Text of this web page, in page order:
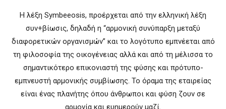
H λέξη Symbeeosis, προέρχεται από την ελληνική λέξη
συν+βίωσις, δηλαδή η “αρμονική συνύπαρξη μεταξύ
διαφορετικών οργανισμών” και το λογότυπο εμπνέεται από
τη φιλοσοφία της οικογένειας αλλά και από τη μέλισσα το
σημαντικότερο επικονιαστή της φύσης και πρότυπο-
εμπνευστή αρμονικής συμβίωσης. Το όραμα της εταιρείας
είναι ένας πλανήτης όπου άνθρωποι και φύση ζουν σε
αρμονία και ευημερούν μαζί.